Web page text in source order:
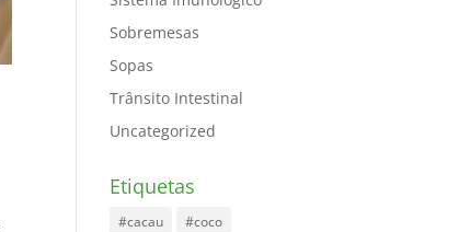
Sobremesas
Sopas
Trânsito Intestinal
Uncategorized
Etiquetas
#cacau
#coco